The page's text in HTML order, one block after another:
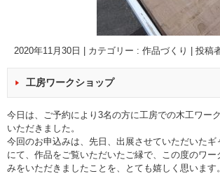
2020年11月30日 カテゴリー : 作品づくり 投稿
工房ワークショップ
今日は、ご予約により3名の方に工房での木工ワー
いただきました。
今回のお申込みは、先日、出展させていただいたギ
にて、作品をご覧いただいたご縁で、この度のワー
みをいただきましたことを、とても嬉しく思います。